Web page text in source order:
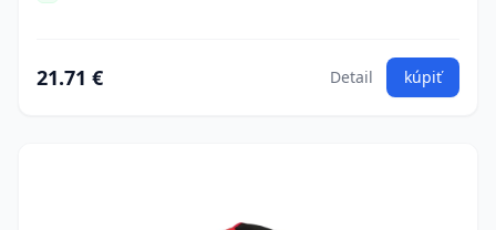
21.71 € Detail kúpiť